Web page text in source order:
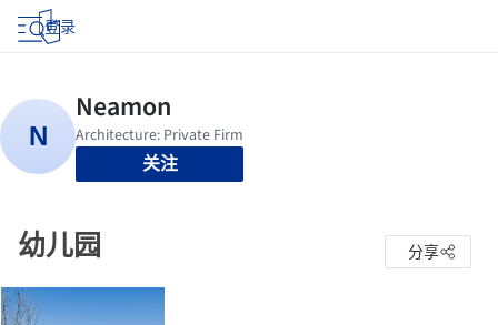
登录
关注
幼儿园 分享